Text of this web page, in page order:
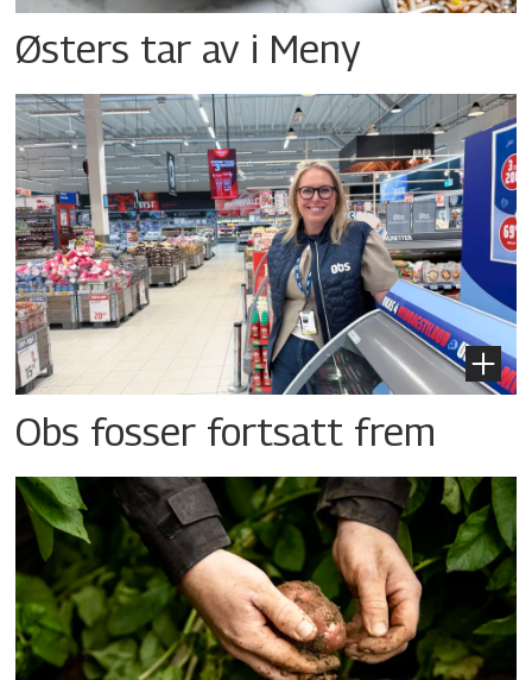
Østers tar av i Meny
Obs fosser fortsatt frem